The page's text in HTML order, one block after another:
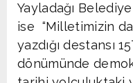
Yayladağı
ise “Milletimizin
yazdığı destansı
dönümünde